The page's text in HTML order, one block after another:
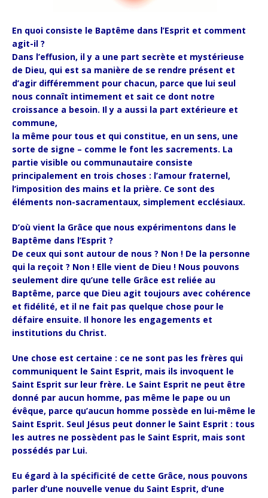
En quoi consiste le Baptême dans l’Esprit et comment
agit-il ?
Dans l’effusion, il y a une part secrète et mystérieuse
de Dieu, qui est sa manière de se rendre présent et
d’agir différemment pour chacun, parce que lui seul
nous connaît intimement et sait ce dont notre
croissance a besoin. Il y a aussi la part extérieure et
commune,
la même pour tous et qui constitue, en un sens, une
sorte de signe – comme le font les sacrements. La
partie visible ou communautaire consiste
principalement en trois choses : l’amour fraternel,
l’imposition des mains et la prière. Ce sont des
éléments non-sacramentaux, simplement ecclésiaux.
D’où vient la Grâce que nous expérimentons dans le
Baptême dans l’Esprit ?
De ceux qui sont autour de nous ? Non ! De la personne
qui la reçoit ? Non ! Elle vient de Dieu ! Nous pouvons
seulement dire qu’une telle Grâce est reliée au
Baptême, parce que Dieu agit toujours avec cohérence
et fidélité, et il ne fait pas quelque chose pour le
défaire ensuite. Il honore les engagements et
institutions du Christ.
Une chose est certaine : ce ne sont pas les frères qui
communiquent le Saint Esprit, mais ils invoquent le
Saint Esprit sur leur frère. Le Saint Esprit ne peut être
donné par aucun homme, pas même le pape ou un
évêque, parce qu’aucun homme possède en lui-même le
Saint Esprit. Seul Jésus peut donner le Saint Esprit : tous
les autres ne possèdent pas le Saint Esprit, mais sont
possédés par Lui.
Eu égard à la spécificité de cette Grâce, nous pouvons
parler d’une nouvelle venue du Saint Esprit, d’une